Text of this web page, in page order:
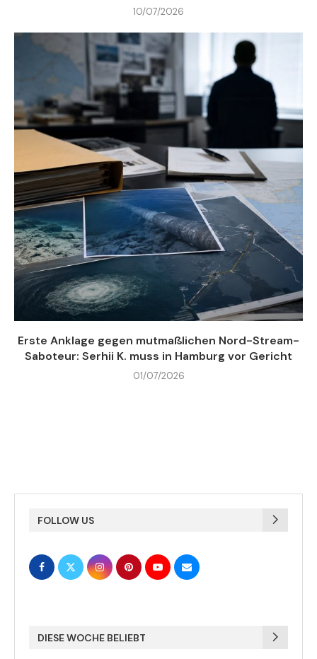
10/07/2026
Erste Anklage gegen mutmaßlichen Nord-Stream-
Saboteur: Serhii K. muss in Hamburg vor Gericht
01/07/2026
FOLLOW US
DIESE WOCHE BELIEBT